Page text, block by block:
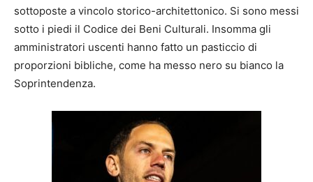
sottoposte a vincolo storico-architettonico. Si sono messi
sotto i piedi il Codice dei Beni Culturali. Insomma gli
amministratori uscenti hanno fatto un pasticcio di
proporzioni bibliche, come ha messo nero su bianco la
Soprintendenza.